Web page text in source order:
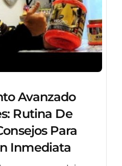
Avanzado
Rutina De
Para
Inmediata